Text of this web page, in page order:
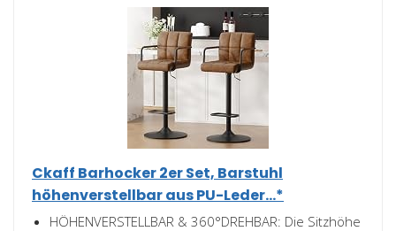
Ckaff Barhocker 2er Set, Barstuhl
höhenverstellbar aus PU-Leder...*
HÖHENVERSTELLBAR & 360°DREHBAR: Die Sitzhöhe